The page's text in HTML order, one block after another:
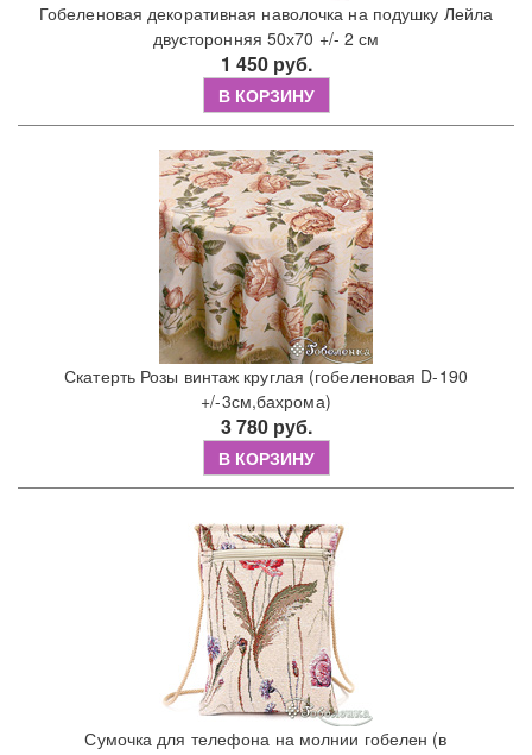
Гобеленовая декоративная наволочка на подушку Лейла
двусторонняя 50х70 +/- 2 см
1 450 руб.
В КОРЗИНУ
Скатерть Розы винтаж круглая (гобеленовая D-190
+/-3см,бахрома)
3 780 руб.
В КОРЗИНУ
Сумочка для телефона на молнии гобелен (в